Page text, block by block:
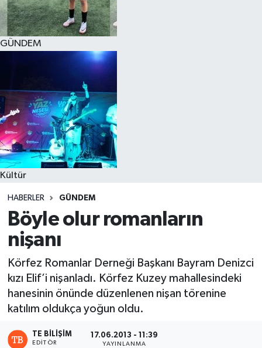
GÜNDEM
Kültür
HABERLER GÜNDEM
Böyle olur romanların
nişanı
Körfez Romanlar Derneği Başkanı Bayram Denizci
kızı Elif’i nişanladı. Körfez Kuzey mahallesindeki
hanesinin önünde düzenlenen nişan törenine
katılım oldukça yoğun oldu.
TE BILIŞIM
EDITÖR
17.06.2013 - 11:39
YAYINLANMA